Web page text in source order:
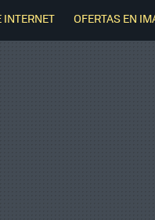
INTERNET OFERTAS EN